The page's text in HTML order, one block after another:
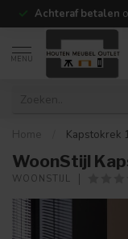
Achteraf betalen
MENU
Home Kapstokrek
WoonStijl
WOONSTIJL